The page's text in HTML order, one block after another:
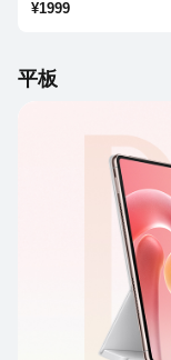
¥1999
平板